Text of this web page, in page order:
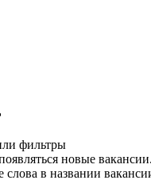
фильтры
новые
в названии